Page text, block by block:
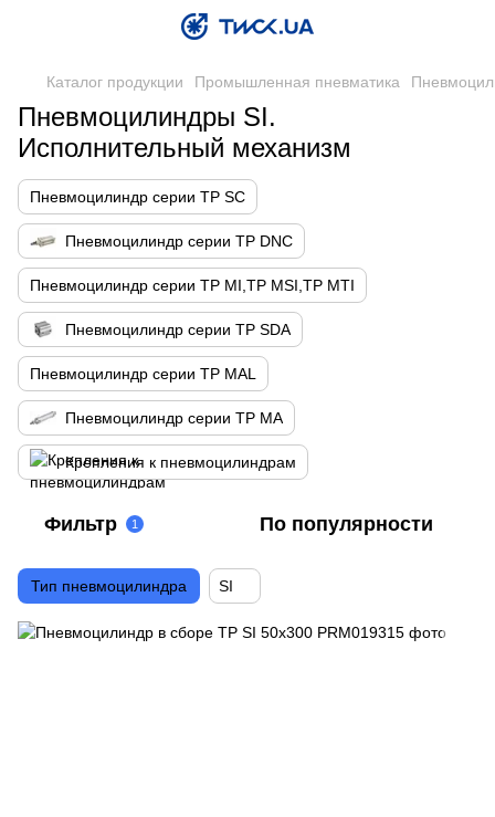
Каталог продукции Промышленная пневматика
Пневмоцилиндры SI.
Исполнительный механизм
Пневмоцилиндр серии TP SC
Пневмоцилиндр серии TP DNC
Пневмоцилиндр серии TP MI,TP MSI,TP MTI
Пневмоцилиндр серии TP SDA
Пневмоцилиндр серии TP MAL
Пневмоцилиндр серии TP MA
Крепления к пневмоцилиндрам
Фильтр 1 По популярности
Тип пневмоцилиндра SI